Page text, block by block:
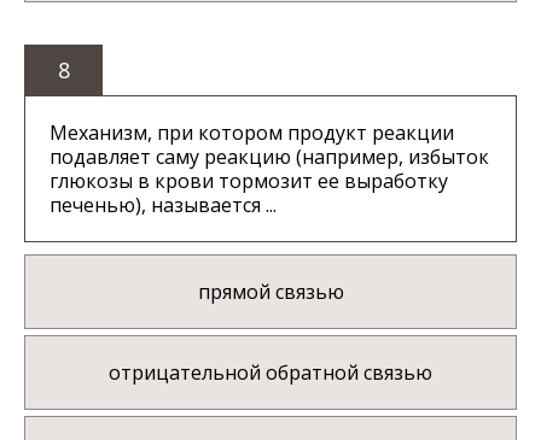
8
Механизм, при котором продукт реакции
подавляет саму реакцию (например, избыток
глюкозы в крови тормозит ее выработку
печенью), называется ...
прямой связью
отрицательной обратной связью